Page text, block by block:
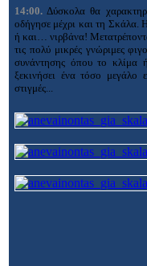
14:00. Δύσκολα θα
οδήγησε μέχρι και τη Σκάλα.
ή και… νιρβάνα!
τις πολύ μικρές γνώριμες
συνάντησης όπου το κλίμα
ξεκινήσει ένα τόσο μεγάλο
στιγμές...